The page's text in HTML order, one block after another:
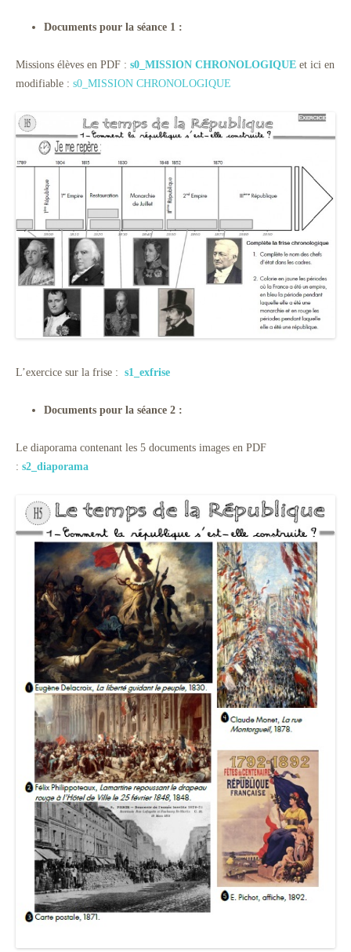
Documents pour la séance 1 :
Missions élèves en PDF : s0_MISSION CHRONOLOGIQUE et ici en
modifiable : s0_MISSION CHRONOLOGIQUE
L’exercice sur la frise : s1_exfrise
Documents pour la séance 2 :
Le diaporama contenant les 5 documents images en PDF
: s2_diaporama